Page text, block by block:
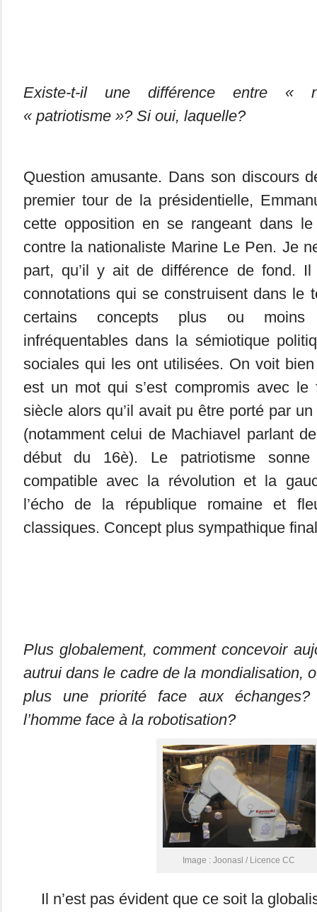
Existe-t-il une différence entre «
« patriotisme »? Si oui, laquelle?
Question amusante. Dans son discours
premier tour de la présidentielle,
cette opposition en se rangeant dans
contre la nationaliste Marine Le Pen. Je
part, qu’il y ait de différence de fond.
connotations qui se construisent dans le
certains concepts plus ou moins
infréquentables dans la sémiotique
sociales qui les ont utilisées. On voit
est un mot qui s’est compromis avec le
siècle alors qu’il avait pu être porté par
(notamment celui de Machiavel parlant
début du 16è). Le patriotisme
compatible avec la révolution et la
l’écho de la république romaine et
classiques. Concept plus sympathique
Plus globalement, comment concevoir
autrui dans le cadre de la mondialisation,
plus une priorité face aux
l’homme face à la robotisation?
Image : Joonasl / Licence CC
Il n’est pas évident que ce soit la